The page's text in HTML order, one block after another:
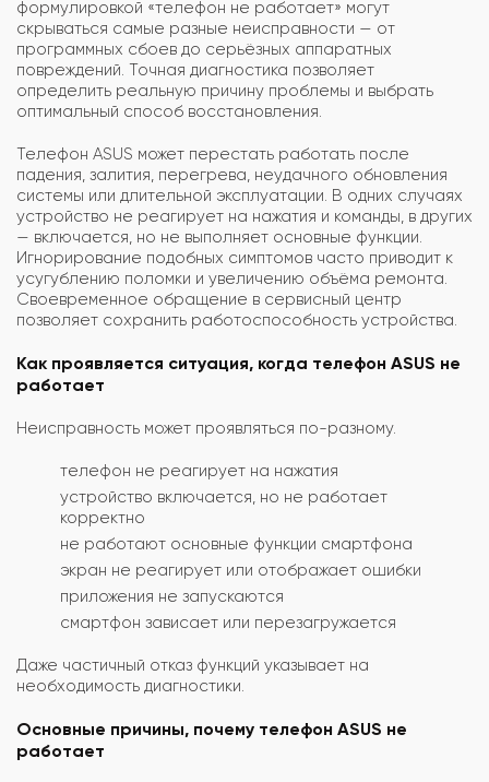
формулировкой «телефон не работает» могут
скрываться самые разные неисправности — от
программных сбоев до серьёзных аппаратных
повреждений. Точная диагностика позволяет
определить реальную причину проблемы и выбрать
оптимальный способ восстановления.
Телефон ASUS может перестать работать после
падения, залития, перегрева, неудачного обновления
системы или длительной эксплуатации. В одних случаях
устройство не реагирует на нажатия и команды, в других
— включается, но не выполняет основные функции.
Игнорирование подобных симптомов часто приводит к
усугублению поломки и увеличению объёма ремонта.
Своевременное обращение в сервисный центр
позволяет сохранить работоспособность устройства.
Как проявляется ситуация, когда телефон ASUS не
работает
Неисправность может проявляться по-разному.
телефон не реагирует на нажатия
устройство включается, но не работает
корректно
не работают основные функции смартфона
экран не реагирует или отображает ошибки
приложения не запускаются
смартфон зависает или перезагружается
Даже частичный отказ функций указывает на
необходимость диагностики.
Основные причины, почему телефон ASUS не
работает